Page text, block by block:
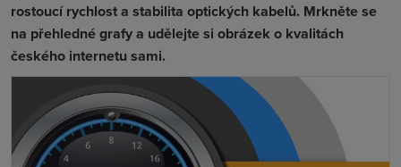
rostoucí rychlost a stabilita optických kabelů. Mrkněte se
na přehledné grafy a udělejte si obrázek o kvalitách
českého internetu sami.